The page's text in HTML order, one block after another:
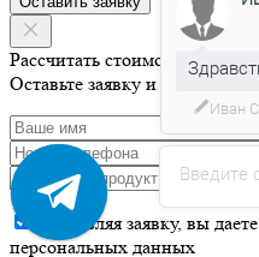
Рассчитать стоимость
Оставьте заявку и мы
Отправляя заявку, вы даете
персональных данных
Введите